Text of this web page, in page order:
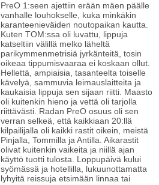
PreO 1:seen ajettiin erään mäen päälle
vanhalle louhokselle, kuka minkäkin
karanteenieväiden noutopaikan kautta.
Kuten TOM:ssa oli luvattu, lippuja
katseltiin välillä melko läheltä
parikymmenmetrisiä jyrkänteitä, tosin
oikeaa tippumisvaaraa ei koskaan ollut.
Hellettä, ampiaisia, tasanteelta toiselle
kävelyä, sammuvia leimauslaitteita ja
kaukaisia lippuja sen sijaan riitti. Maasto
oli kuitenkin hieno ja vettä oli tarjolla
riittävästi. Radan PreO osuus oli sen
verran selkeä, että kaikkiaan 20:llä
kilpailijalla oli kaikki rastit oikein, meistä
Pinjalla, Tommilla ja Antilla. Aikarastit
olivat kuitenkin vaikeita ja niillä ajan
käyttö tuotti tulosta. Loppupäivä kului
syömässä ja hotellilla, lukuunottamatta
lyhyitä reissuja etsimään linnaa tai